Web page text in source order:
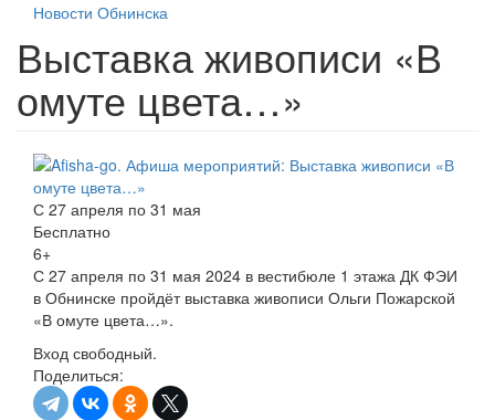
Новости Обнинска
Выставка живописи «В
омуте цвета…»
С 27 апреля по 31 мая
Бесплатно
6+
С 27 апреля по 31 мая 2024 в вестибюле 1 этажа ДК ФЭИ
в Обнинске пройдёт выставка живописи Ольги Пожарской
«В омуте цвета…».
Вход свободный.
Поделиться: